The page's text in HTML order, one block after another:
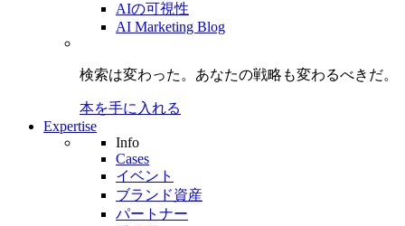
AIの可視性
AI Marketing Blog
検索は変わった。 あなたの戦略も変わるべきだ。
本を手に入れる
Expertise
Info
Cases
イベント
ブランド資産
パートナー